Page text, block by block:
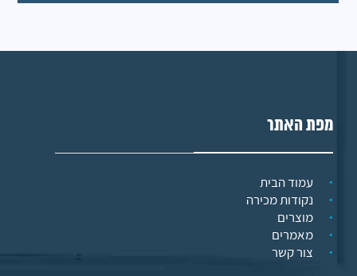
מפת האתר
עמוד הבית
נקודות מכירה
מוצרים
מאמרים
צור קשר